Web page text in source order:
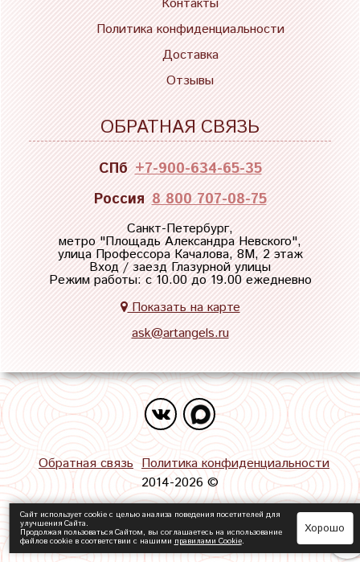
Политика конфиденциальности
Доставка
Отзывы
ОБРАТНАЯ СВЯЗЬ
СПб +7-900-634-65-35
Россия 8 800 707-08-75
Санкт-Петербург,
метро "Площадь Александра Невского",
улица Профессора Качалова, 8М, 2 этаж
Вход / заезд Глазурной улицы
Режим работы: с 10.00 до 19.00 ежедневно
Показать на карте
ask@artangels.ru
Обратная связь Политика конфиденциальности
2014-2026 ©
Сайт использует cookie с целью анализа поведения посетителей для
улучшения Сайта.
Продолжая пользоваться Сайтом, вы соглашаетесь на использование
файлов cookie в соответствии с нашими правилами Сookie.
Хорошо